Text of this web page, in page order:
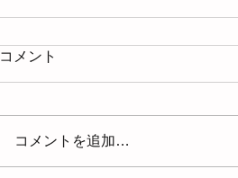
コメント
コメントを追加…